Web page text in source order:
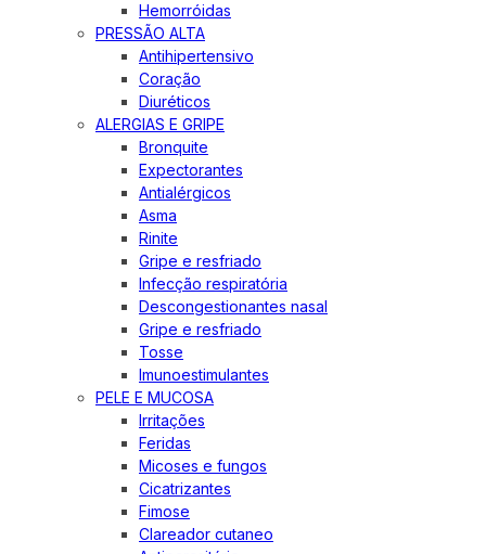
Hemorróidas
PRESSÃO ALTA
Antihipertensivo
Coração
Diuréticos
ALERGIAS E GRIPE
Bronquite
Expectorantes
Antialérgicos
Asma
Rinite
Gripe e resfriado
Infecção respiratória
Descongestionantes nasal
Gripe e resfriado
Tosse
Imunoestimulantes
PELE E MUCOSA
Irritações
Feridas
Micoses e fungos
Cicatrizantes
Fimose
Clareador cutaneo